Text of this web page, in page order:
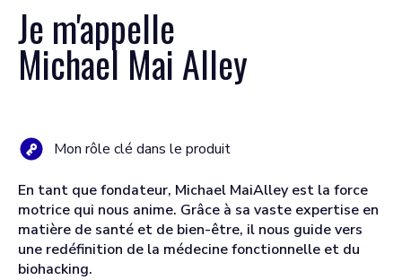
Je m'appelle
Michael Mai Alley
Mon rôle clé dans le produit
En tant que fondateur, Michael MaiAlley est la force
motrice qui nous anime. Grâce à sa vaste expertise en
matière de santé et de bien-être, il nous guide vers
une redéfinition de la médecine fonctionnelle et du
biohacking.